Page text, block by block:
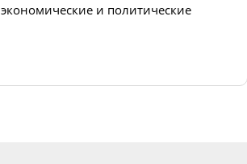
и политические